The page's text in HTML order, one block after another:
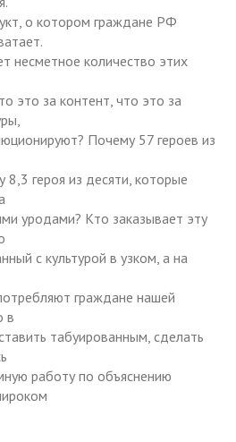
о котором граждане РФ
несметное количество этих
это за контент, что это за
Почему 57 героев из
8,3 героя из десяти, которые
уродами? Кто заказывает эту
с культурой в узком, а на
граждане нашей
в
табуированным, сделать
работу по объяснению